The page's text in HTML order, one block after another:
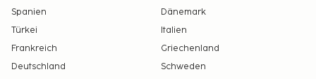
Spanien
Dänemark
Türkei
Italien
Frankreich
Griechenland
Deutschland
Schweden